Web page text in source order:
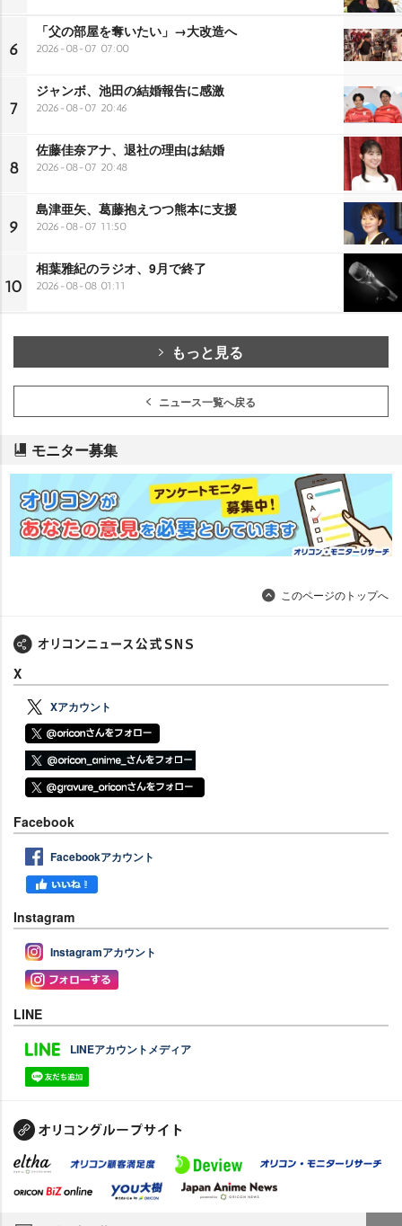
6
「父の部屋を奪いたい」→大改造へ
2026-08-07 07:00
7
ジャンボ、池田の結婚報告に感激
2026-08-07 20:46
8
佐藤佳奈アナ、退社の理由は結婚
2026-08-07 20:48
9
島津亜矢、葛藤抱えつつ熊本に支援
2026-08-07 11:50
10
相葉雅紀のラジオ、9月で終了
2026-08-08 01:11
もっと見る
ニュース一覧へ戻る
モニター募集
このページのトップへ
X
Xアカウント
Facebook
Facebookアカウント
Instagram
Instagramアカウント
LINE
LINEアカウントメディア